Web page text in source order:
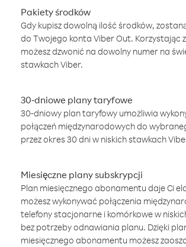
Pakiety środków
Gdy kupisz dowolną ilość środków,
do Twojego konta Viber Out. Korzystając
możesz dzwonić na dowolny numer na
stawkach Viber.
30-dniowe plany taryfowe
30-dniowy plan taryfowy umożliwia
połączeń międzynarodowych do
przez okres 30 dni w niskich stawkach
Miesięczne plany subskrypcji
Plan miesięcznego abonamentu daje Ci
możesz wykonywać połączenia
telefony stacjonarne i komórkowe w
bez potrzeby odnawiania planu. Dzięki
miesięcznego abonamentu możesz